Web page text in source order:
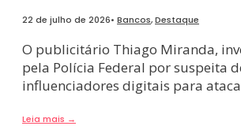
22 de julho de 2026• Bancos,Destaque
O publicitário Thiago Miranda,
pela Polícia Federal por suspeita
influenciadores digitais para
Leia mais →